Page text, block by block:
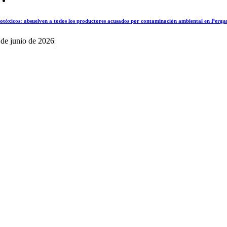
absuelven a todos los productores acusados por contaminación ambiental en
junio de 2026|